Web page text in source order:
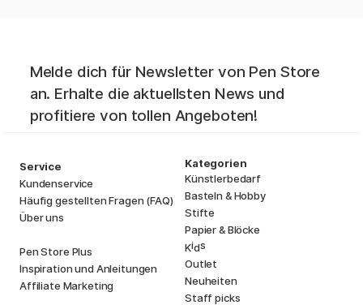
Melde dich für Newsletter von Pen Store
an. Erhalte die aktuellsten News und
profitiere von tollen Angeboten!
Service
Kundenservice
Häufig gestellten Fragen (FAQ)
Über uns
Pen Store Plus
Inspiration und Anleitungen
Affiliate Marketing
Kategorien
Künstlerbedarf
Basteln & Hobby
Stifte
Papier & Blöcke
Kids
Outlet
Neuheiten
Staff picks